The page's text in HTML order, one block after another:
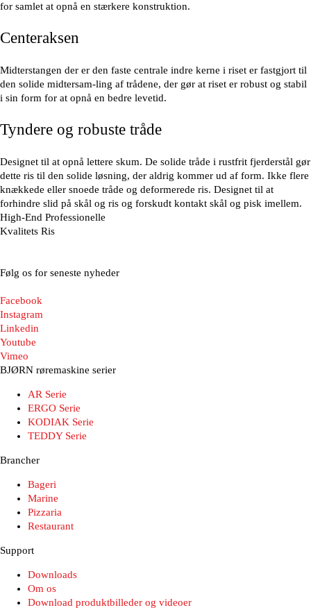
for samlet at opnå en stærkere konstruktion.
Centeraksen
Midterstangen der er den faste centrale indre kerne i riset er fastgjort til
den solide midtersam-ling af trådene, der gør at riset er robust og stabil
i sin form for at opnå en bedre levetid.
Tyndere og robuste tråde
Designet til at opnå lettere skum. De solide tråde i rustfrit fjerderstål gør
dette ris til den solide løsning, der aldrig kommer ud af form. Ikke flere
knækkede eller snoede tråde og deformerede ris. Designet til at
forhindre slid på skål og ris og forskudt kontakt skål og pisk imellem.
High-End Professionelle
Kvalitets Ris
Følg os for seneste nyheder
Facebook
Instagram
Linkedin
Youtube
Vimeo
BJØRN røremaskine serier
AR Serie
ERGO Serie
KODIAK Serie
TEDDY Serie
Brancher
Bageri
Marine
Pizzaria
Restaurant
Support
Downloads
Om os
Download produktbilleder og videoer